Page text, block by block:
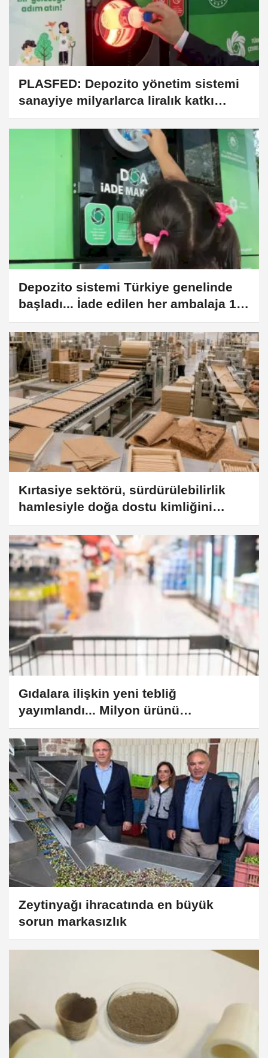
PLASFED: Depozito yönetim sistemi
sanayiye milyarlarca liralık katkı
sağlayacak
Depozito sistemi Türkiye genelinde
başladı... İade edilen her ambalaja 1
TL teşvik
Kırtasiye sektörü, sürdürülebilirlik
hamlesiyle doğa dostu kimliğini
güçlendiriyor
Gıdalara ilişkin yeni tebliğ
yayımlandı... Milyon ürünü
etkileyecek değişiklik!
Zeytinyağı ihracatında en büyük
sorun markasızlık